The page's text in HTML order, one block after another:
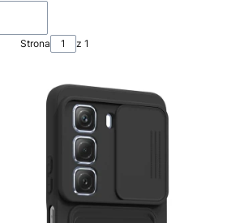
Strona z 1